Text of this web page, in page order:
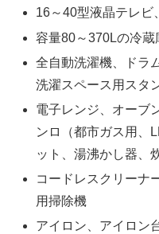
16～40型液晶テレビ
容量80～370Lの冷蔵
全自動洗濯機、ドラ
洗濯スペース用スタ
電子レンジ、オーブ
ンロ（都市ガス用、
ット、湯沸かし器、
コードレスクリーナ
用掃除機
アイロン、アイロン